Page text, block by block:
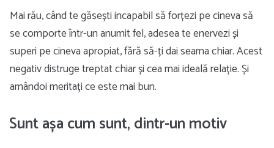
Mai rău, când te găsești incapabil să forțezi pe cineva să
se comporte într-un anumit fel, adesea te enervezi și
superi pe cineva apropiat, fără să-ți dai seama chiar. Acest
negativ distruge treptat chiar și cea mai ideală relație. Și
amândoi meritați ce este mai bun.
Sunt așa cum sunt, dintr-un motiv